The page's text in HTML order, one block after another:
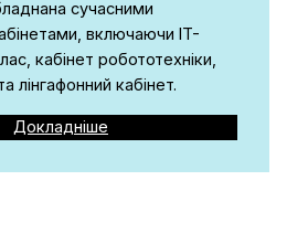
сучасними
включаючи IT-
кабінет робототехніки,
лінгафонний кабінет.
Докладніше